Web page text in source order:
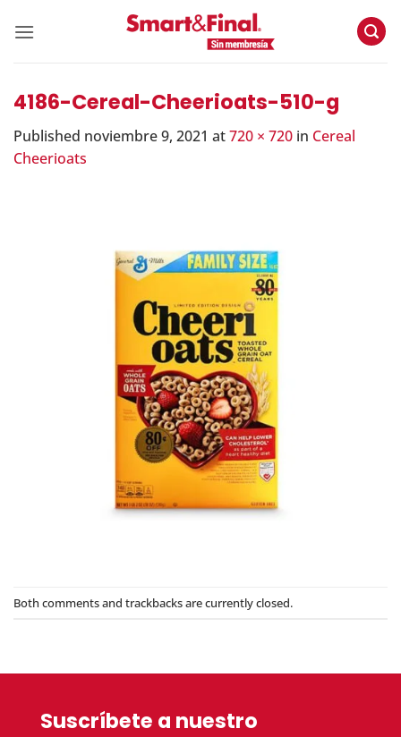
4186-Cereal-Cheerioats-510-g
Published noviembre 9, 2021 at720 × 720 in Cereal
Cheerioats
Both comments and trackbacks are currently closed.
Suscríbete a nuestro